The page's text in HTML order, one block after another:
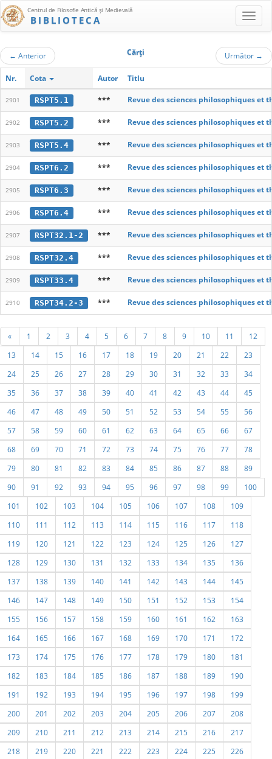
Centrul de Filosofie Antică şi Medievală
BIBLIOTECA
← Anterior Cărţi Următor →
Nr. Cota Autor Titlu
2901 RSPT5.1 *** Revue des sciences philosophiques et
2902 RSPT5.2 *** Revue des sciences philosophiques et
2903 RSPT5.4 *** Revue des sciences philosophiques et
2904 RSPT6.2 *** Revue des sciences philosophiques et
2905 RSPT6.3 *** Revue des sciences philosophiques et
2906 RSPT6.4 *** Revue des sciences philosophiques et
2907 RSPT32.1-2 *** Revue des sciences philosophiques et
2908 RSPT32.4 *** Revue des sciences philosophiques et
2909 RSPT33.4 *** Revue des sciences philosophiques et
2910 RSPT34.2-3 *** Revue des sciences philosophiques et
« 1 2 3 4 5 6 7 8 9 10 11
12
13
14 15 16 17 18 19 20 21 22
23
24
25 26 27 28 29 30 31 32 33
34
35
36 37 38 39 40 41 42 43 44
45
46
47 48 49 50 51 52 53 54 55
56
57
58 59 60 61 62 63 64 65 66
67
68
69 70 71 72 73 74 75 76 77
78
79
80 81 82 83 84 85 86 87 88
89
90
91 92 93 94 95 96 97 98 99
100
101
102 103 104 105 106 107 108
109
110
111 112 113 114 115 116 117
118
119
120 121 122 123 124 125 126
127
128
129 130 131 132 133 134 135
136
137
138 139 140 141 142 143 144
145
146
147 148 149 150 151 152 153
154
155
156 157 158 159 160 161 162
163
164
165 166 167 168 169 170 171
172
173
174 175 176 177 178 179 180
181
182
183 184 185 186 187 188 189
190
191
192 193 194 195 196 197 198
199
200
201 202 203 204 205 206 207
208
209
210 211 212 213 214 215 216
217
218
219 220 221 222 223 224 225
226